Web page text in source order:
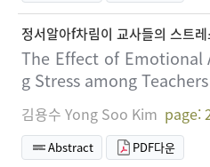
정서알아f차림이 교사들의 스트
The Effect of Emotional
g Stress among Teachers
김용수 Yong Soo Kim page:
Abstract PDF다운